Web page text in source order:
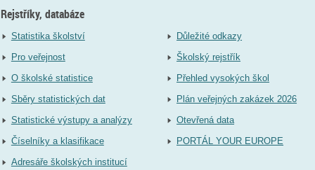
Rejstříky, databáze
Statistika školství
Pro veřejnost
O školské statistice
Sběry statistických dat
Statistické výstupy a analýzy
Číselníky a klasifikace
Adresáře školských institucí
Důležité odkazy
Školský rejstřík
Přehled vysokých škol
Plán veřejných zakázek 2026
Otevřená data
PORTÁL YOUR EUROPE